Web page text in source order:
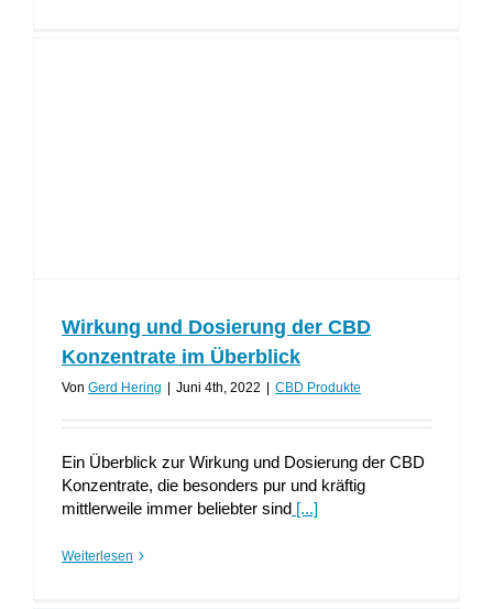
Wirkung und Dosierung der CBD
Konzentrate im Überblick
Von Gerd Hering | Juni 4th, 2022 | CBD Produkte
Ein Überblick zur Wirkung und Dosierung der CBD
Konzentrate, die besonders pur und kräftig
mittlerweile immer beliebter sind[...]
Weiterlesen